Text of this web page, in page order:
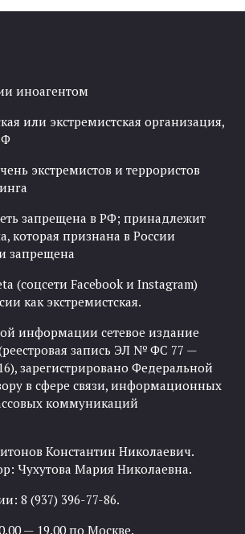
иноагентом
или экстремистская организация,
экстремистов и террористов
запрещена в РФ; принадлежит
которая признана в России
запрещена
(соцсети Facebook и Instagram)
как экстремистская.
информации сетевое издание
запись ЭЛ № ФС 77 —
зарегистрировано Федеральной
в сфере связи, информационных
коммуникаций
Константин Николаевич.
Чухутова Мария Николаевна.
8 (937) 396-77-86.
— 19.00 по Москве.